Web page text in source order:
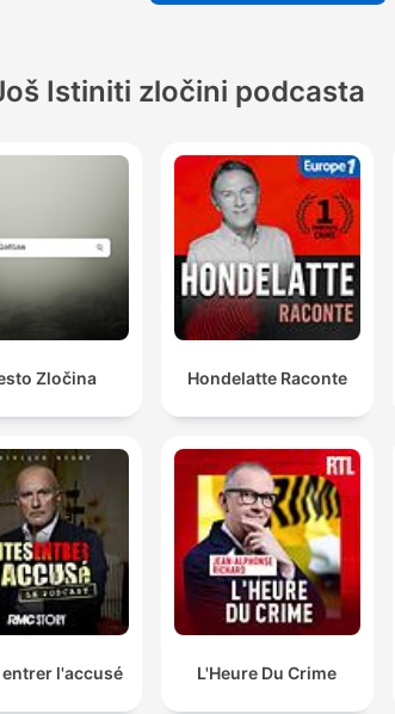
Istiniti zločini podcasta
Zločina Hondelatte Raconte
entrer l'accusé L'Heure Du Crime